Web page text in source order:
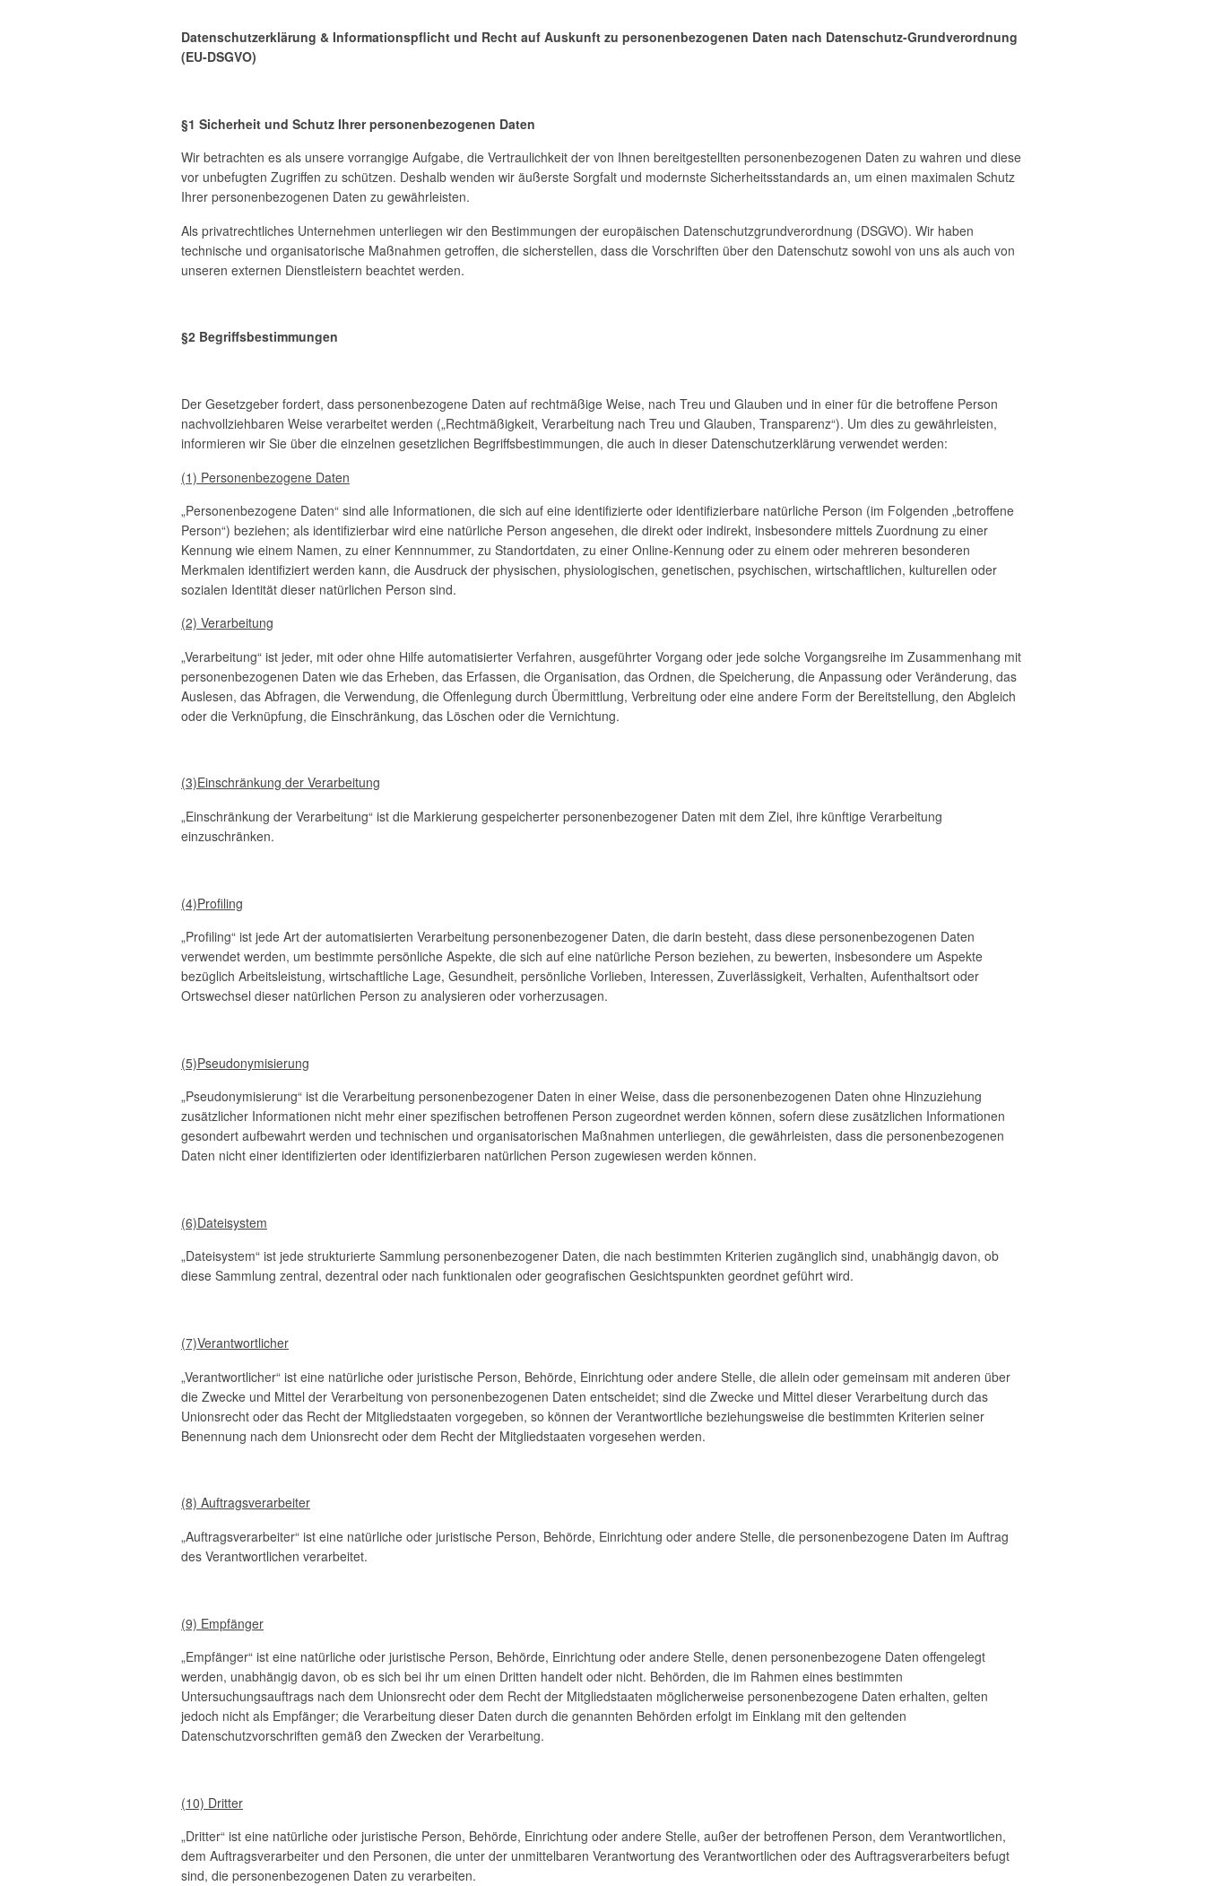
Datenschutzerklärung & Informationspflicht und Recht auf Auskunft zu personenbezogenen Daten nach Datenschutz-Grundverordnung
(EU-DSGVO)
§1 Sicherheit und Schutz Ihrer personenbezogenen Daten
Wir betrachten es als unsere vorrangige Aufgabe, die Vertraulichkeit der von Ihnen bereitgestellten personenbezogenen Daten zu wahren und diese
vor unbefugten Zugriffen zu schützen. Deshalb wenden wir äußerste Sorgfalt und modernste Sicherheitsstandards an, um einen maximalen Schutz
Ihrer personenbezogenen Daten zu gewährleisten.
Als privatrechtliches Unternehmen unterliegen wir den Bestimmungen der europäischen Datenschutzgrundverordnung (DSGVO). Wir haben
technische und organisatorische Maßnahmen getroffen, die sicherstellen, dass die Vorschriften über den Datenschutz sowohl von uns als auch von
unseren externen Dienstleistern beachtet werden.
§2 Begriffsbestimmungen
Der Gesetzgeber fordert, dass personenbezogene Daten auf rechtmäßige Weise, nach Treu und Glauben und in einer für die betroffene Person
nachvollziehbaren Weise verarbeitet werden („Rechtmäßigkeit, Verarbeitung nach Treu und Glauben, Transparenz“). Um dies zu gewährleisten,
informieren wir Sie über die einzelnen gesetzlichen Begriffsbestimmungen, die auch in dieser Datenschutzerklärung verwendet werden:
(1) Personenbezogene Daten
„Personenbezogene Daten“ sind alle Informationen, die sich auf eine identifizierte oder identifizierbare natürliche Person (im Folgenden „betroffene
Person“) beziehen; als identifizierbar wird eine natürliche Person angesehen, die direkt oder indirekt, insbesondere mittels Zuordnung zu einer
Kennung wie einem Namen, zu einer Kennnummer, zu Standortdaten, zu einer Online-Kennung oder zu einem oder mehreren besonderen
Merkmalen identifiziert werden kann, die Ausdruck der physischen, physiologischen, genetischen, psychischen, wirtschaftlichen, kulturellen oder
sozialen Identität dieser natürlichen Person sind.
(2) Verarbeitung
„Verarbeitung“ ist jeder, mit oder ohne Hilfe automatisierter Verfahren, ausgeführter Vorgang oder jede solche Vorgangsreihe im Zusammenhang mit
personenbezogenen Daten wie das Erheben, das Erfassen, die Organisation, das Ordnen, die Speicherung, die Anpassung oder Veränderung, das
Auslesen, das Abfragen, die Verwendung, die Offenlegung durch Übermittlung, Verbreitung oder eine andere Form der Bereitstellung, den Abgleich
oder die Verknüpfung, die Einschränkung, das Löschen oder die Vernichtung.
(3)Einschränkung der Verarbeitung
„Einschränkung der Verarbeitung“ ist die Markierung gespeicherter personenbezogener Daten mit dem Ziel, ihre künftige Verarbeitung
einzuschränken.
(4)Profiling
„Profiling“ ist jede Art der automatisierten Verarbeitung personenbezogener Daten, die darin besteht, dass diese personenbezogenen Daten
verwendet werden, um bestimmte persönliche Aspekte, die sich auf eine natürliche Person beziehen, zu bewerten, insbesondere um Aspekte
bezüglich Arbeitsleistung, wirtschaftliche Lage, Gesundheit, persönliche Vorlieben, Interessen, Zuverlässigkeit, Verhalten, Aufenthaltsort oder
Ortswechsel dieser natürlichen Person zu analysieren oder vorherzusagen.
(5)Pseudonymisierung
„Pseudonymisierung“ ist die Verarbeitung personenbezogener Daten in einer Weise, dass die personenbezogenen Daten ohne Hinzuziehung
zusätzlicher Informationen nicht mehr einer spezifischen betroffenen Person zugeordnet werden können, sofern diese zusätzlichen Informationen
gesondert aufbewahrt werden und technischen und organisatorischen Maßnahmen unterliegen, die gewährleisten, dass die personenbezogenen
Daten nicht einer identifizierten oder identifizierbaren natürlichen Person zugewiesen werden können.
(6)Dateisystem
„Dateisystem“ ist jede strukturierte Sammlung personenbezogener Daten, die nach bestimmten Kriterien zugänglich sind, unabhängig davon, ob
diese Sammlung zentral, dezentral oder nach funktionalen oder geografischen Gesichtspunkten geordnet geführt wird.
(7)Verantwortlicher
„Verantwortlicher“ ist eine natürliche oder juristische Person, Behörde, Einrichtung oder andere Stelle, die allein oder gemeinsam mit anderen über
die Zwecke und Mittel der Verarbeitung von personenbezogenen Daten entscheidet; sind die Zwecke und Mittel dieser Verarbeitung durch das
Unionsrecht oder das Recht der Mitgliedstaaten vorgegeben, so können der Verantwortliche beziehungsweise die bestimmten Kriterien seiner
Benennung nach dem Unionsrecht oder dem Recht der Mitgliedstaaten vorgesehen werden.
(8) Auftragsverarbeiter
„Auftragsverarbeiter“ ist eine natürliche oder juristische Person, Behörde, Einrichtung oder andere Stelle, die personenbezogene Daten im Auftrag
des Verantwortlichen verarbeitet.
(9) Empfänger
„Empfänger“ ist eine natürliche oder juristische Person, Behörde, Einrichtung oder andere Stelle, denen personenbezogene Daten offengelegt
werden, unabhängig davon, ob es sich bei ihr um einen Dritten handelt oder nicht. Behörden, die im Rahmen eines bestimmten
Untersuchungsauftrags nach dem Unionsrecht oder dem Recht der Mitgliedstaaten möglicherweise personenbezogene Daten erhalten, gelten
jedoch nicht als Empfänger; die Verarbeitung dieser Daten durch die genannten Behörden erfolgt im Einklang mit den geltenden
Datenschutzvorschriften gemäß den Zwecken der Verarbeitung.
(10) Dritter
„Dritter“ ist eine natürliche oder juristische Person, Behörde, Einrichtung oder andere Stelle, außer der betroffenen Person, dem Verantwortlichen,
dem Auftragsverarbeiter und den Personen, die unter der unmittelbaren Verantwortung des Verantwortlichen oder des Auftragsverarbeiters befugt
sind, die personenbezogenen Daten zu verarbeiten.